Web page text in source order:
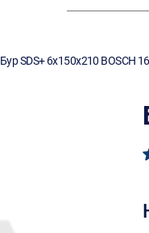
Бур SDS+ 6х150х210 BOSCH